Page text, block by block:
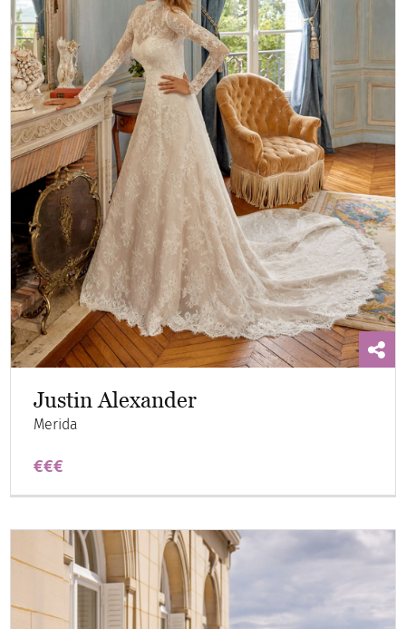
Justin Alexander
Merida
€€€